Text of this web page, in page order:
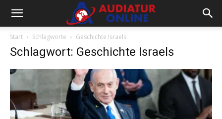
Start Schlagworte Geschichte Israels
Schlagwort: Geschichte Israels